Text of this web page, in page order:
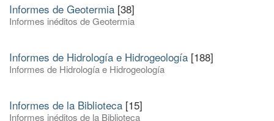
Informes de Geotermia [38]
Informes inéditos de Geotermia
Informes de Hidrología e Hidrogeología [188]
Informes de Hidrología e Hidrogeología
Informes de la Biblioteca [15]
Informes inéditos de la Biblioteca